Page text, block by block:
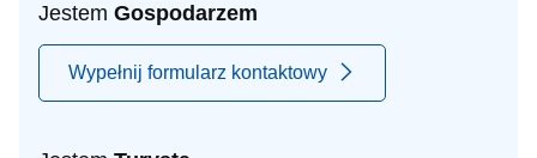
Jestem Gospodarzem
Wypełnij formularz kontaktowy